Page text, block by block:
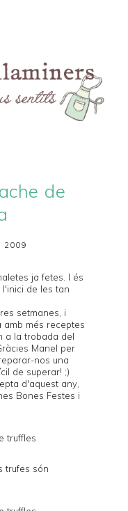
de
2009
ja fetes. I és
de les tan
setmanes, i
més receptes
a latrobada del
Manel per
nos una
de superar! ;)
d'aquest any,
Bones Festes i
trufes són